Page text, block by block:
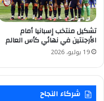
تشكيل منتخب إسبانيا أمام
الأرجنتين في نهائي كأس العالم
19 يوليو، 2026
شركاء النجاح